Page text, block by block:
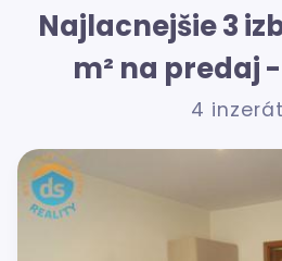
Najlacnejšie 3
m² na predaj
4